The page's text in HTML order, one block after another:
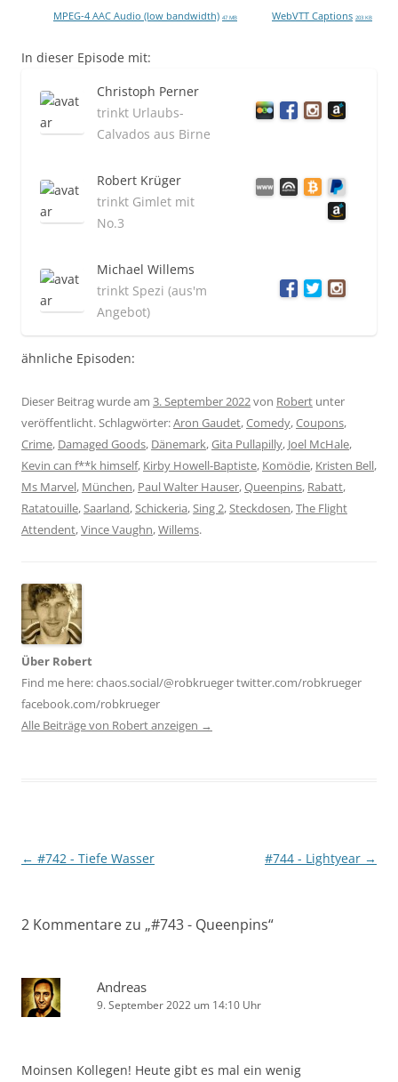
MPEG-4 AAC Audio (low bandwidth) 47 MB WebVTT Captions 203 KB
In dieser Episode mit:
Christoph Perner
trinkt Urlaubs-
Calvados aus Birne
Robert Krüger
trinkt Gimlet mit
No.3
Michael Willems
trinkt Spezi (aus'm
Angebot)
ähnliche Episoden:
Dieser Beitrag wurde am 3. September 2022von Robert unter
veröffentlicht. Schlagwörter:Aron Gaudet,Comedy,Coupons,
Crime, Damaged Goods, Dänemark,Gita Pullapilly, Joel McHale,
Kevin can f**k himself, Kirby Howell-Baptiste, Komödie, Kristen Bell,
Ms Marvel, München, Paul Walter Hauser,Queenpins, Rabatt,
Ratatouille,Saarland,Schickeria,Sing 2,Steckdosen,The Flight
Attendent,Vince Vaughn,Willems.
Über Robert
Find me here: chaos.social/@robkrueger twitter.com/robkrueger
facebook.com/robkrueger
Alle Beiträge von Robert anzeigen →
Beitragsnavigation
← #742 - Tiefe Wasser #744 - Lightyear →
2 Kommentare zu „#743 - Queenpins“
Andreas
9. September 2022 um 14:10 Uhr
Moinsen Kollegen! Heute gibt es mal ein wenig